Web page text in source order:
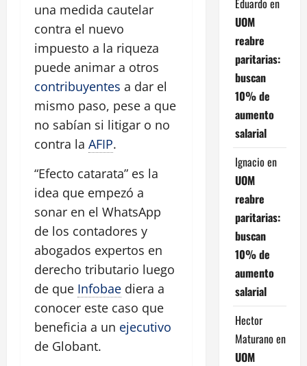
una medida cautelar
contra el nuevo
impuesto a la riqueza
puede animar a otros
contribuyentes a dar el
mismo paso, pese a que
no sabían si litigar o no
contra la AFIP.
“Efecto catarata” es la
idea que empezó a
sonar en el WhatsApp
de los contadores y
abogados expertos en
derecho tributario luego
de que Infobae diera a
conocer este caso que
beneficia a un ejecutivo
de Globant.
UOM
reabre
paritarias:
buscan
10% de
aumento
salarial
Ignacio en
UOM
reabre
paritarias:
buscan
10% de
aumento
salarial
Hector
Maturano en
UOM